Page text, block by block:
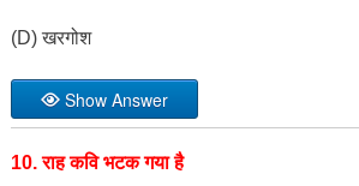
(D) खरगोश
Show Answer
10. राह कवि भटक गया है